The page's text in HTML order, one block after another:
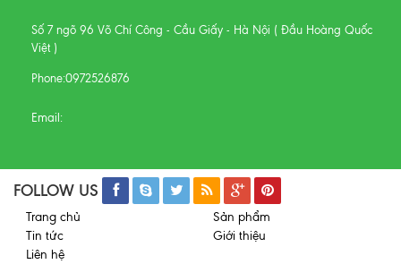
Số 7 ngõ 96 Võ Chí Công - Cầu Giấy - Hà Nội ( Đầu Hoàng Quốc
Việt )
Phone:0972526876
Email:
FOLLOW US
Trang chủ
Sản phẩm
Tin tức
Giới thiệu
Liên hệ